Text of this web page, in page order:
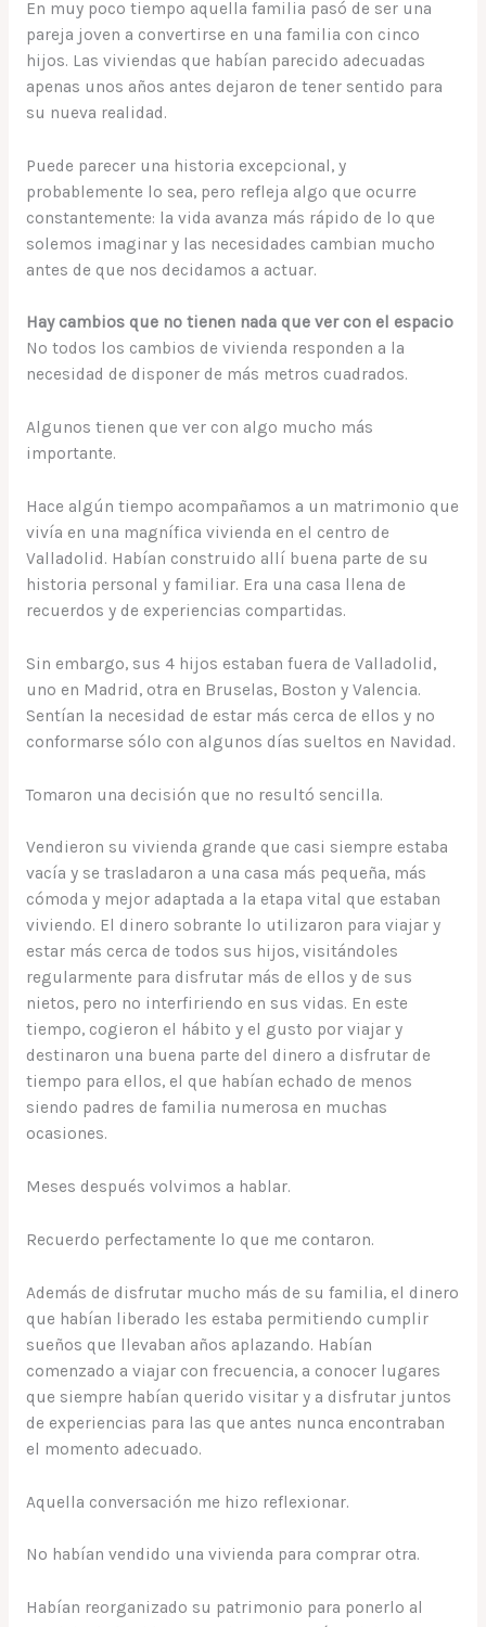
En muy poco tiempo aquella familia pasó de ser una
pareja joven a convertirse en una familia con cinco
hijos. Las viviendas que habían parecido adecuadas
apenas unos años antes dejaron de tener sentido para
su nueva realidad.
Puede parecer una historia excepcional, y
probablemente lo sea, pero refleja algo que ocurre
constantemente: la vida avanza más rápido de lo que
solemos imaginar y las necesidades cambian mucho
antes de que nos decidamos a actuar.
Hay cambios que no tienen nada que ver con el espacio
No todos los cambios de vivienda responden a la
necesidad de disponer de más metros cuadrados.
Algunos tienen que ver con algo mucho más
importante.
Hace algún tiempo acompañamos a un matrimonio que
vivía en una magnífica vivienda en el centro de
Valladolid. Habían construido allí buena parte de su
historia personal y familiar. Era una casa llena de
recuerdos y de experiencias compartidas.
Sin embargo, sus 4 hijos estaban fuera de Valladolid,
uno en Madrid, otra en Bruselas, Boston y Valencia.
Sentían la necesidad de estar más cerca de ellos y no
conformarse sólo con algunos días sueltos en Navidad.
Tomaron una decisión que no resultó sencilla.
Vendieron su vivienda grande que casi siempre estaba
vacía y se trasladaron a una casa más pequeña, más
cómoda y mejor adaptada a la etapa vital que estaban
viviendo. El dinero sobrante lo utilizaron para viajar y
estar más cerca de todos sus hijos, visitándoles
regularmente para disfrutar más de ellos y de sus
nietos, pero no interfiriendo en sus vidas. En este
tiempo, cogieron el hábito y el gusto por viajar y
destinaron una buena parte del dinero a disfrutar de
tiempo para ellos, el que habían echado de menos
siendo padres de familia numerosa en muchas
ocasiones.
Meses después volvimos a hablar.
Recuerdo perfectamente lo que me contaron.
Además de disfrutar mucho más de su familia, el dinero
que habían liberado les estaba permitiendo cumplir
sueños que llevaban años aplazando. Habían
comenzado a viajar con frecuencia, a conocer lugares
que siempre habían querido visitar y a disfrutar juntos
de experiencias para las que antes nunca encontraban
el momento adecuado.
Aquella conversación me hizo reflexionar.
No habían vendido una vivienda para comprar otra.
Habían reorganizado su patrimonio para ponerlo al